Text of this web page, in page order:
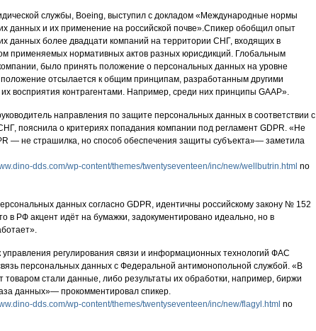
службы, Boeing, выступил с докладом «Международные нормы
данных и их применение на российской почве».Спикер обобщил опыт
данных более двадцати компаний на территории СНГ, входящих в
применяемых нормативных актов разных юрисдикций. Глобальным
было принять положение о персональных данных на уровне
отсылается к общим принципам, разработанным другими
восприятия контрагентами. Например, среди них принципы GAAP».
направления по защите персональных данных в соответствии с
пояснила о критериях попадания компании под регламент GDPR. «Не
— не страшилка, но способ обеспечения защиты субъекта»— заметила
dds.com/wp-content/themes/twentyseventeen/inc/new/wellbutrin.html no
данных согласно GDPR, идентичны российскому закону № 152
в РФ акцент идёт на бумажки, задокументировано идеально, но в
управления регулирования связи и информационных технологий ФАС
персональных данных с Федеральной антимонопольной службой. «В
товаром стали данные, либо результаты их обработки, например, биржи
данных»— прокомментировал спикер.
dds.com/wp-content/themes/twentyseventeen/inc/new/flagyl.html no